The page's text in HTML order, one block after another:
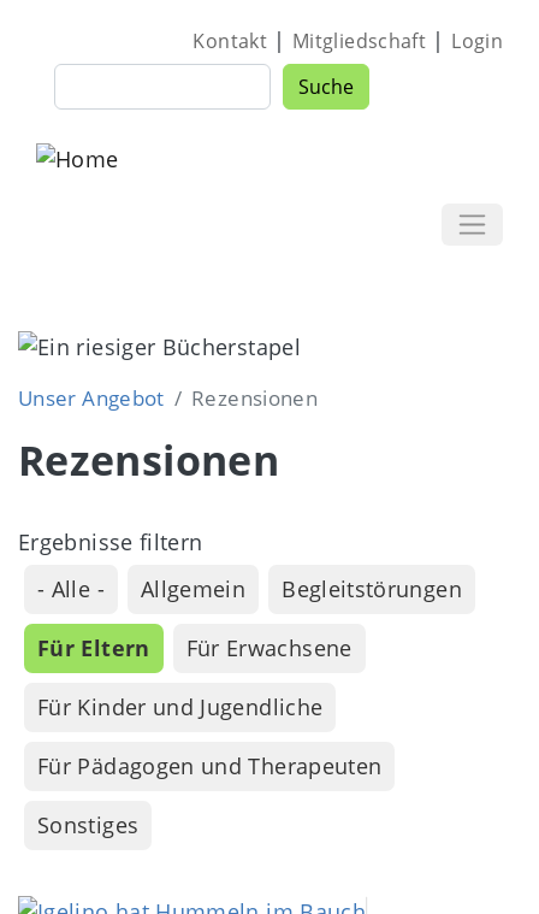
Suche Suche
Kontakt| Mitgliedschaft | Login
Image
Unser Angebot Rezensionen
Rezensionen
Ergebnisse filtern
- Alle -
Allgemein Begleitstörungen
Für Eltern Für Erwachsene
Für Kinder und Jugendliche
Für Pädagogen und Therapeuten
Sonstiges
Image